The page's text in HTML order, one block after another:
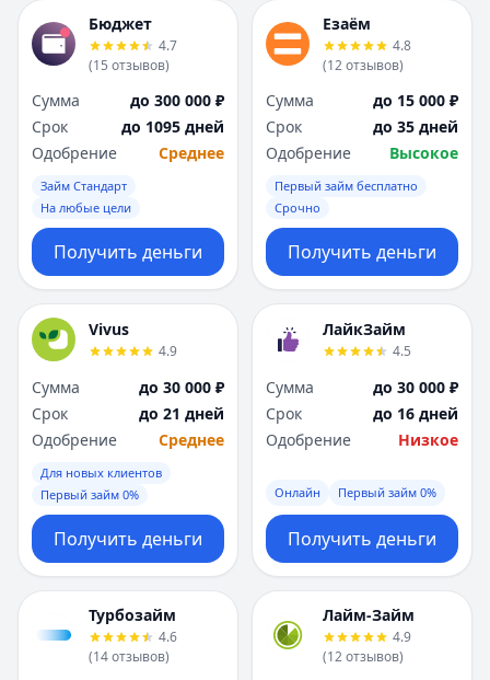
Бюджет
4.7
(15 отзывов)
Сумма
до 300 000 ₽
Срок
до 1095 дней
Одобрение
Среднее
Займ Стандарт
На любые цели
Получить деньги
Езаём
4.8
(12отзывов)
Сумма
до 15 000 ₽
Срок
до 35 дней
Одобрение
Высокое
Первый займ бесплатно
Срочно
Получить деньги
Vivus
4.9
Сумма
до 30 000 ₽
Срок
до 21 дней
Одобрение
Среднее
Для новых клиентов
Первый займ 0%
Получить деньги
ЛайкЗайм
4.5
Сумма
до 30 000 ₽
Срок
до 16 дней
Одобрение
Низкое
Онлайн Первый займ 0%
Получить деньги
Турбозайм
4.6
(14отзывов)
Лайм-Займ
4.9
(12отзывов)